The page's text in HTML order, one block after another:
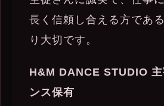
長く信頼し合える方であ
り大切です。
H&M DANCE STUDIO
ンス保有